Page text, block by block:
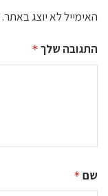
האימייל לא יוצג באתר.
התגובה שלך *
שם *